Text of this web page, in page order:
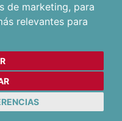
de marketing, para
relevantes para